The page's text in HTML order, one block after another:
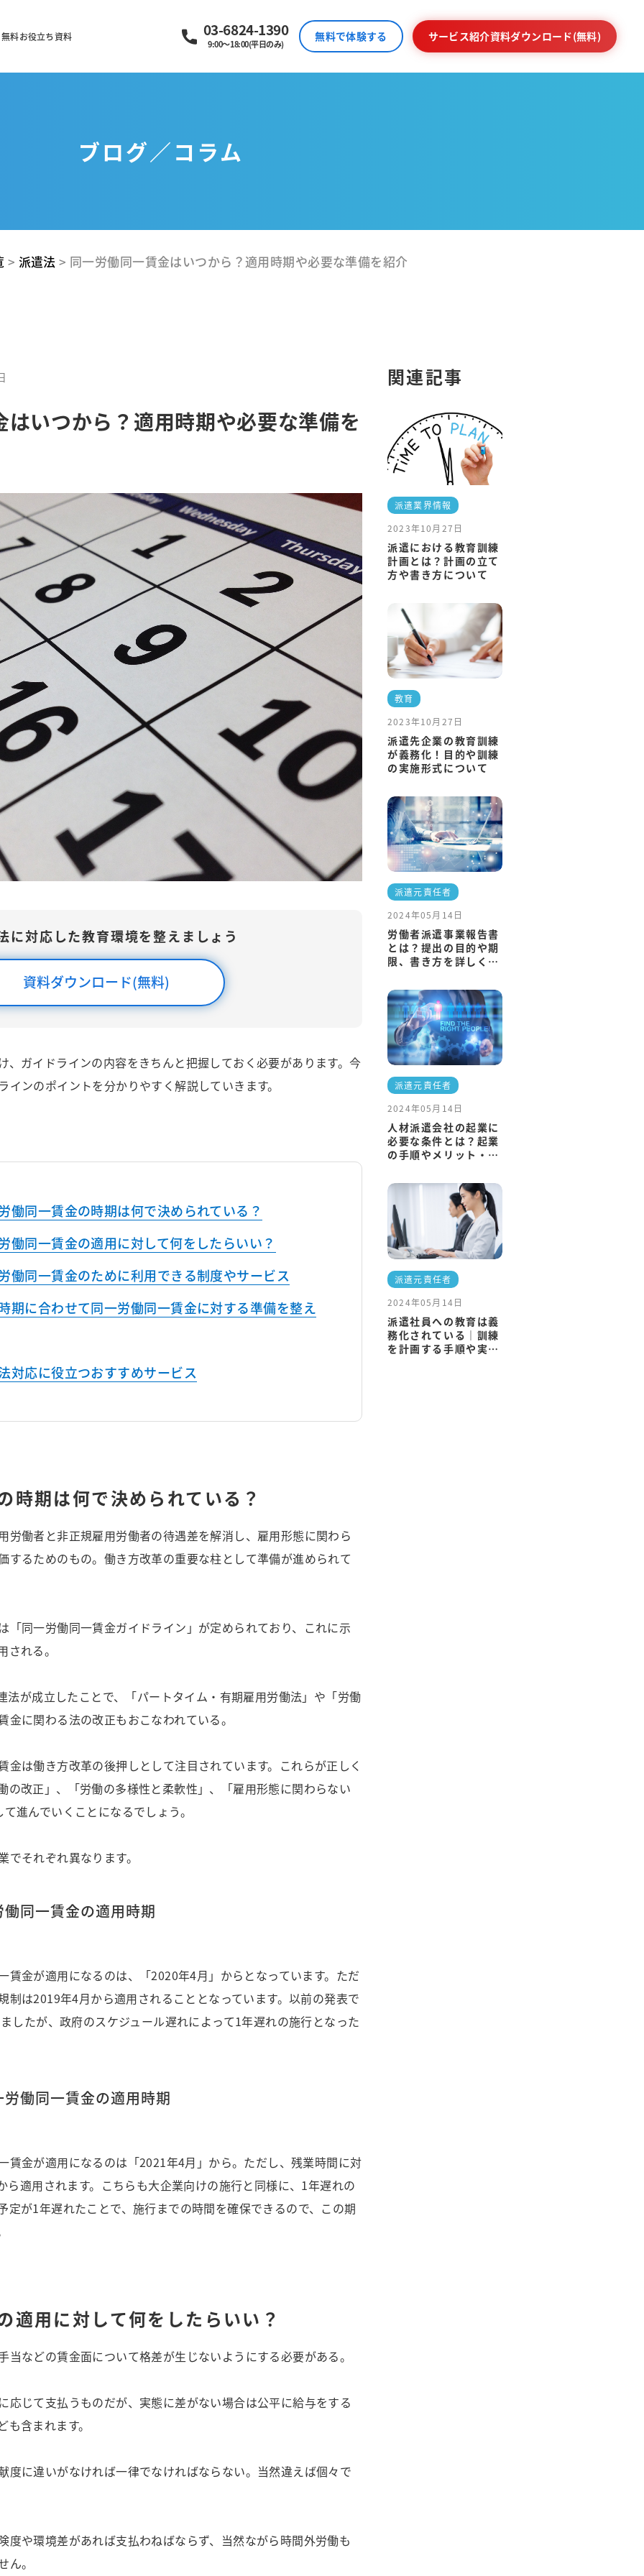
無料お役立ち資料 03-6824-1390
9:00～18:00(平日のみ)
無料で体験する サービス紹介資料ダウンロード(無料)
ブログ／コラム
> 派遣法 > 同一労働同一賃金はいつから？適用時期や必要な準備を紹介
いつから？適用時期や必要な準備を
に対応した教育環境を整えましょう
資料ダウンロード(無料)
、ガイドラインの内容をきちんと把握しておく必要があります。今
ンのポイントを分かりやすく解説していきます。
働同一賃金の時期は何で決められている？
働同一賃金の適用に対して何をしたらいい？
働同一賃金のために利用できる制度やサービス
期に合わせて同一労働同一賃金に対する準備を整え
対応に役立つおすすめサービス
時期は何で決められている？
働者と非正規雇用労働者の待遇差を解消し、雇用形態に関わら
するためのもの。働き方改革の重要な柱として準備が進められて
同一労働同一賃金ガイドライン」が定められており、これに示
れる。
が成立したことで、「パートタイム・有期雇用労働法」や「労働
に関わる法の改正もおこなわれている。
金は働き方改革の後押しとして注目されています。これらが正しく
の改正」、「労働の多様性と柔軟性」、「雇用形態に関わらない
進んでいくことになるでしょう。
それぞれ異なります。
同一賃金の適用時期
賃金が適用になるのは、「2020年4月」からとなっています。ただ
制は2019年4月から適用されることとなっています。以前の発表で
したが、政府のスケジュール遅れによって1年遅れの施行となった
働同一賃金の適用時期
賃金が適用になるのは「2021年4月」から。ただし、残業時間に対
ら適用されます。こちらも大企業向けの施行と同様に、1年遅れの
定が1年遅れたことで、施行までの時間を確保できるので、この期
適用に対して何をしたらいい？
などの賃金面について格差が生じないようにする必要がある。
応じて支払うものだが、実態に差がない場合は公平に給与をする
含まれます。
度に違いがなければ一律でなければならない。当然違えば個々で
度や環境差があれば支払わねばならず、当然ながら時間外労働も
。
関連記事
派遣業界情報
2023年10月27日
派遣における教育訓練
計画とは？計画の立て
方や書き方について
教育
2023年10月27日
派遣先企業の教育訓練
が義務化！目的や訓練
の実施形式について
派遣元責任者
2024年05月14日
労働者派遣事業報告書
とは？提出の目的や期
限、書き方を詳しく解
派遣元責任者
2024年05月14日
人材派遣会社の起業に
必要な条件とは？起業
の手順やメリット・デ
派遣元責任者
2024年05月14日
派遣社員への教育は義
務化されている｜訓練
を計画する手順や実施